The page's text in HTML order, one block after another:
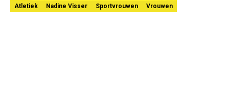
Atletiek Nadine Visser Sportvrouwen Vrouwen